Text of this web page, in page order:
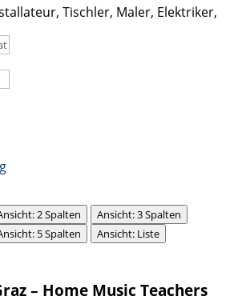
Tischler, Maler, Elektriker,
2 Spalten
Ansicht: 3 Spalten
5 Spalten Ansicht: Liste
– Home Music Teachers